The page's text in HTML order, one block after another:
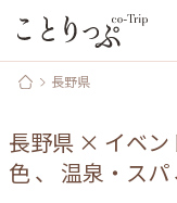
長野県
長野県 × イベン
色、 温泉・スパ